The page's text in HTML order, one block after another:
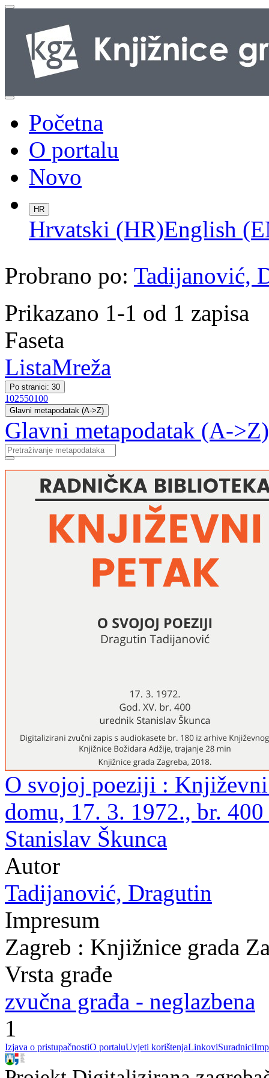
Početna
O portalu
Novo
HR
Hrvatski (HR)English
Probrano po: Tadijanović,
Prikazano 1-1 od 1 zapisa
Faseta
ListaMreža
Po stranici: 30
102550100
Glavni metapodatak (A->Z)
Glavni metapodatak (A->Z)
O svojoj poeziji :
domu, 17. 3. 1972., br.
Stanislav Škunca
Autor
Tadijanović, Dragutin
Impresum
Zagreb : Knjižnice grada
Vrsta građe
zvučna građa - neglazbena
1
Izjava o pristupačnostiO portaluUvjeti korištenjaLinkoviSuradnici